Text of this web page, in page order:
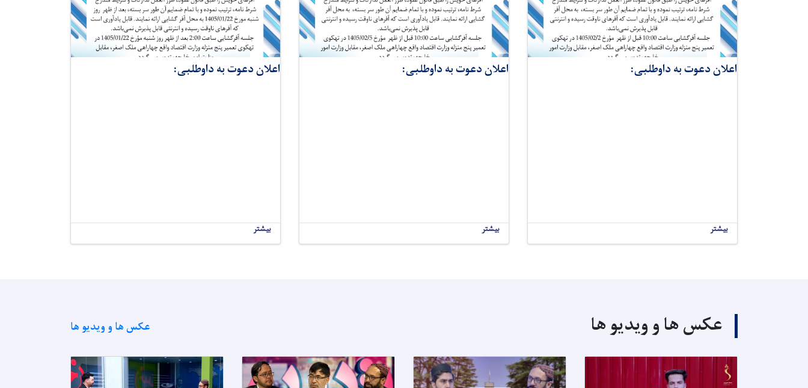
اعلان دعوت به داوطلبی:
بیشتر
اعلان دعوت به داوطلبی:
بیشتر
اعلان دعوت به داوطلبی:
بیشتر
عکس ها و ویدیو ها عکس ها و ویدیو ها